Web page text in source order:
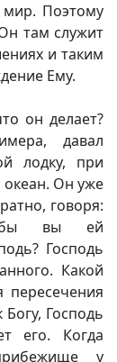
мир. Поэтому
там служит
и таким
Ему.
он делает?
давал
лодку, при
Он уже
говоря:
вы ей
Господь
Какой
Господь
его. Когда
у